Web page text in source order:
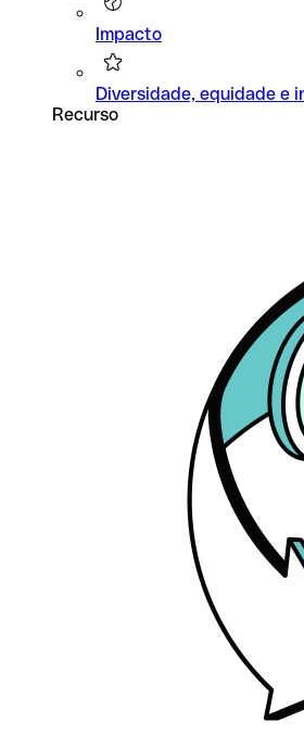
Impacto
Diversidade, equidade e
Recurso